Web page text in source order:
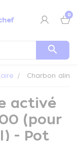
0
search
Charbon
activé
(pour
- Pot